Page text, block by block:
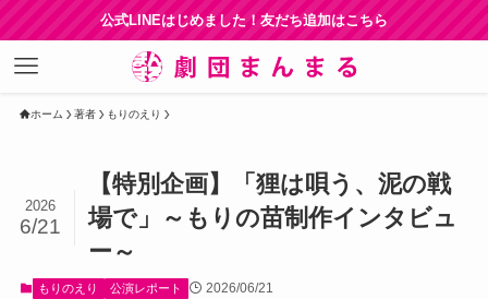
公式LINEはじめました！友だち追加はこちら
ホーム 著者 もりのえり
【特別企画】「狸は唄う、泥の戦
場で」～もりの苗制作インタビュ
ー～
2026
6/21
もりのえり 公演レポート 2026/06/21